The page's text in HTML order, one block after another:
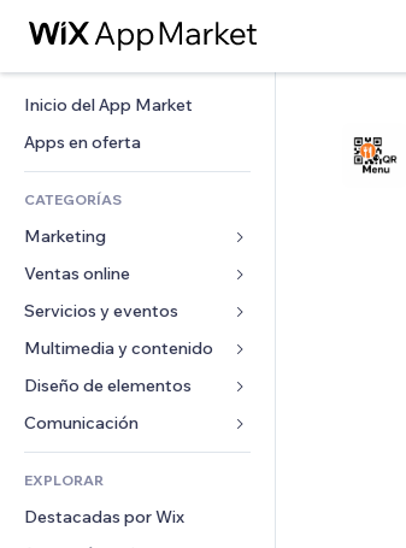
Inicio del App Market
Apps en oferta
CATEGORÍAS
Marketing
Anuncios
Móvil
Analíticas
Anuncios del sitio
Email
Ventas online
Apps para tiendas
Envíos y entregas
Botones de venta
Contabilidad
Cupones y fidelización
Servicios y eventos
Hoteles
Eventos
Restaurantes
Inmobiliarias
Reservas
Multimedia y contenido
Galerías
Música
Pódcast
Fotografía
Video
Diseño de elementos
Mapas y navegación
Privacidad y seguridad
Reloj
Plantillas para páginas
Formularios
Encuestas
EXPLORAR
Destacadas por Wix